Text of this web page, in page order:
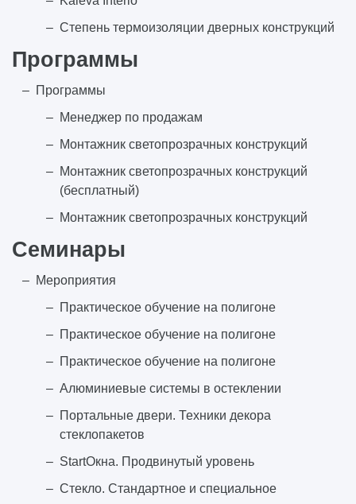
Степень термоизоляции дверных конструкций
Программы
Программы
Менеджер по продажам
Монтажник светопрозрачных конструкций
Монтажник светопрозрачных конструкций
(бесплатный)
Монтажник светопрозрачных конструкций
Семинары
Мероприятия
Практическое обучение на полигоне
Практическое обучение на полигоне
Практическое обучение на полигоне
Алюминиевые системы в остеклении
Портальные двери. Техники декора
стеклопакетов
StartОкна. Продвинутый уровень
Стекло. Стандартное и специальное